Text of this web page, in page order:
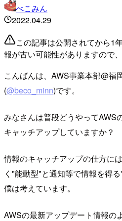
べこみん
2022.04.29
この記事は公開されてから1
報が古い可能性がありますので
こんばんは、AWS事業本部@福
(@beco_minn)です。
みなさんは普段どうやってAWS
キャッチアップしていますか？
情報のキャッチアップの仕方に
く"能動型"と通知等で情報を得
僕は考えています。
AWSの最新アップデート情報の